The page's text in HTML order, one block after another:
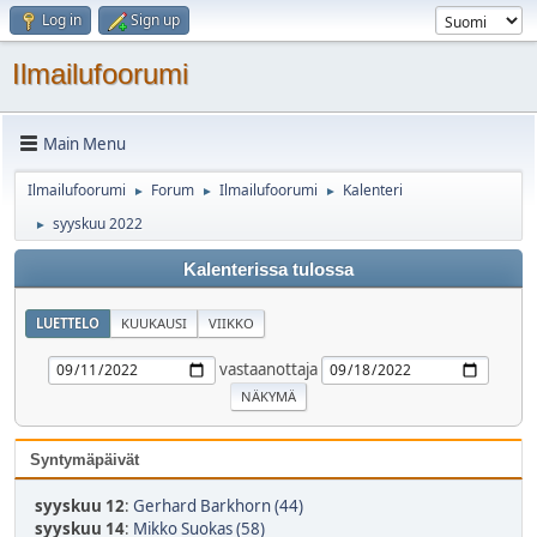
Log in Sign up
Ilmailufoorumi
Main Menu
Ilmailufoorumi ► Forum ► Ilmailufoorumi ► Kalenteri
► syyskuu 2022
Kalenterissa tulossa
LUETTELO KUUKAUSI VIIKKO
vastaanottaja
Syntymäpäivät
syyskuu 12: Gerhard Barkhorn (44)
syyskuu 14: Mikko Suokas (58)